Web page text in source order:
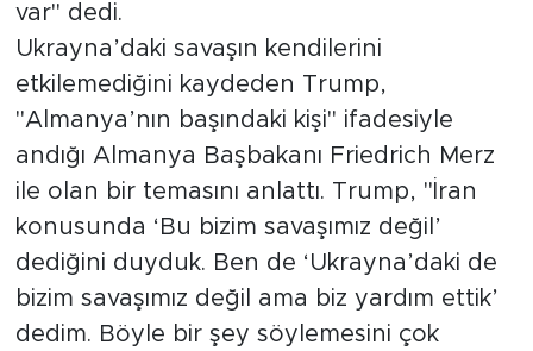
var" dedi.
Ukrayna’daki savaşın kendilerini
etkilemediğini kaydeden Trump,
"Almanya’nın başındaki kişi" ifadesiyle
andığı Almanya Başbakanı Friedrich Merz
ile olan bir temasını anlattı. Trump, "İran
konusunda ‘Bu bizim savaşımız değil’
dediğini duyduk. Ben de ‘Ukrayna’daki de
bizim savaşımız değil ama biz yardım ettik’
dedim. Böyle bir şey söylemesini çok